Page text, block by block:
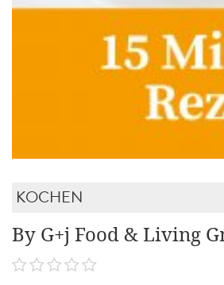
KOCHEN
By G+j Food & Living